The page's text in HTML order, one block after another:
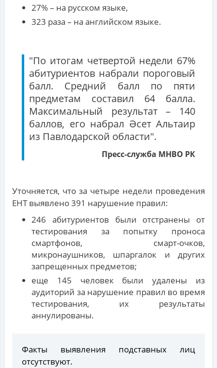
27% – на русском языке,
323 раза – на английском языке.
"По итогам четвертой недели 67%
абитуриентов набрали пороговый
балл. Средний балл по пяти
предметам составил 64 балла.
Максимальный результат – 140
баллов, его набрал Әсет Альтаир
из Павлодарской области".
Пресс-служба МНВО РК
Уточняется, что за четыре недели проведения
ЕНТ выявлено 391 нарушение правил:
246 абитуриентов были отстранены от
тестирования за попытку проноса
смартфонов, смарт-очков,
микронаушников, шпаргалок и других
запрещенных предметов;
еще 145 человек были удалены из
аудиторий за нарушение правил во время
тестирования, их результаты
аннулированы.
Факты выявления подставных лиц
отсутствуют.